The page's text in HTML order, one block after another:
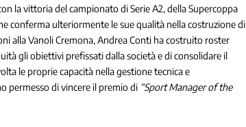
la vittoria del campionato di Serie A2, della Supercoppa
conferma ulteriormente le sue qualità nella costruzione di
alla Vanoli Cremona, Andrea Conti ha costruito roster
gli obiettivi prefissati dalla società e di consolidare il
le proprie capacità nella gestione tecnica e
permesso di vincere il premio di “Sport Manager of the